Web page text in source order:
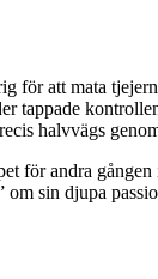
för att mata
tappade
halvvägs
för andra
sin djupa